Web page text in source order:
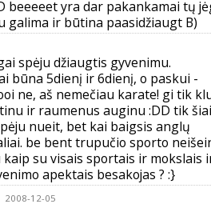
beeeeet yra dar pakankamai tų
galima ir būtina paasidžiaugt B)
spėju džiaugtis gyvenimu.
būna 5dienį ir 6dienį, o paskui -
ne, aš nemečiau karate! gi tik
ir raumenus auginu :DD tik
nueit, bet kai baigsis anglų
be bent trupučio sporto
su visais sportais ir mokslais
apektais besakojas ? :}
2008-12-05